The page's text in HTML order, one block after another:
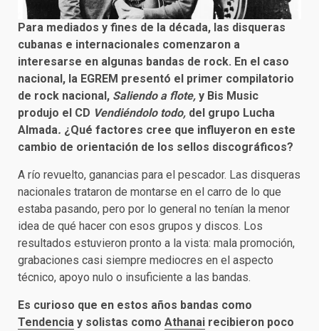
Para mediados y fines de la década, las disqueras
cubanas e internacionales comenzaron a
interesarse en algunas bandas de rock. En el caso
nacional, la EGREM presentó el primer compilatorio
de rock nacional, Saliendo a flote, y Bis Music
produjo el CD Vendiéndolo todo, del grupo Lucha
Almada. ¿Qué factores cree que influyeron en este
cambio de orientación de los sellos discográficos?
A río revuelto, ganancias para el pescador. Las disqueras
nacionales trataron de montarse en el carro de lo que
estaba pasando, pero por lo general no tenían la menor
idea de qué hacer con esos grupos y discos. Los
resultados estuvieron pronto a la vista: mala promoción,
grabaciones casi siempre mediocres en el aspecto
técnico, apoyo nulo o insuficiente a las bandas.
Es curioso que en estos años bandas como
Tendencia y solistas como Athanai recibieron poco